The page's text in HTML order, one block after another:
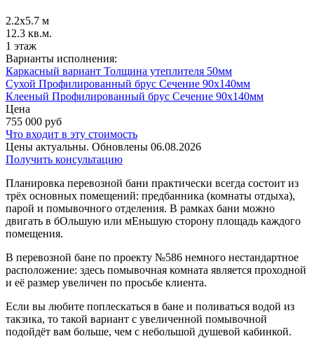
2.2х5.7 м
12.3 кв.м.
1 этаж
Варианты исполнения:
Каркасный вариант Толщина утеплителя 50мм
Сухой Профилированный брус Сечение 90х140мм
Клееный Профилированный брус Сечение 90х140мм
Цена
755 000 руб
Что входит в эту стоимость
Цены актуальны. Обновлены 06.08.2026
Получить консультацию
Планировка перевозной бани практически всегда состоит из
трёх основных помещений: предбанника (комнаты отдыха),
парой и помывочного отделения. В рамках бани можно
двигать в бОльшую или мЕньшую сторону площадь каждого
помещения.
В перевозной бане по проекту №586 немного нестандартное
расположение: здесь помывочная комната является проходной
и её размер увеличен по просьбе клиента.
Если вы любите поплескаться в бане и поливаться водой из
такзика, то такой вариант с увеличенной помывочной
подойдёт вам больше, чем с небольшой душевой кабинкой.